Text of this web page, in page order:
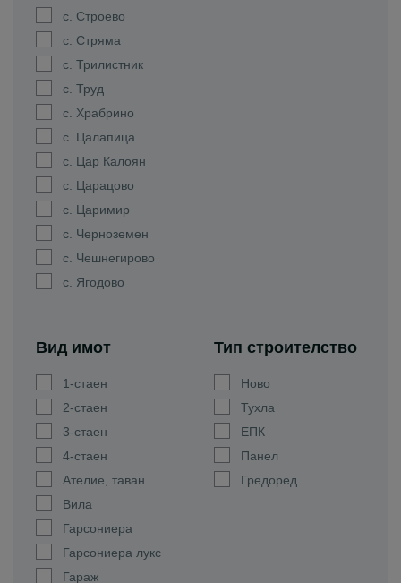
с. Строево
с. Стряма
с. Трилистник
с. Труд
с. Храбрино
с. Цалапица
с. Цар Калоян
с. Царацово
с. Царимир
с. Черноземен
с. Чешнегирово
с. Ягодово
Вид имот
1-стаен
2-стаен
3-стаен
4-стаен
Ателие, таван
Вила
Гарсониера
Гарсониера лукс
Гараж
Тип строителство
Ново
Тухла
ЕПК
Панел
Гредоред